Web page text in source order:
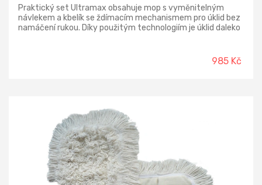
Praktický set Ultramax obsahuje mop s vyměnitelným
návlekem a kbelík se ždímacím mechanismem pro úklid bez
namáčení rukou. Díky použitým technologiím je úklid daleko
985 Kč